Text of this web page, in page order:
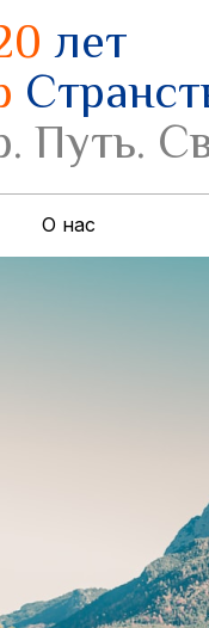
лет
Путь.
О нас